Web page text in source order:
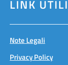
LINK UTILI
Note Legali
Privacy Policy